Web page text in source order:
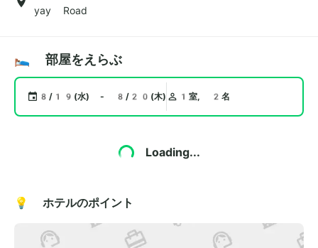
yay Road
🛌 部屋をえらぶ
8/19(水) - 8/20(木) 1室, 2名
Loading...
💡 ホテルのポイント